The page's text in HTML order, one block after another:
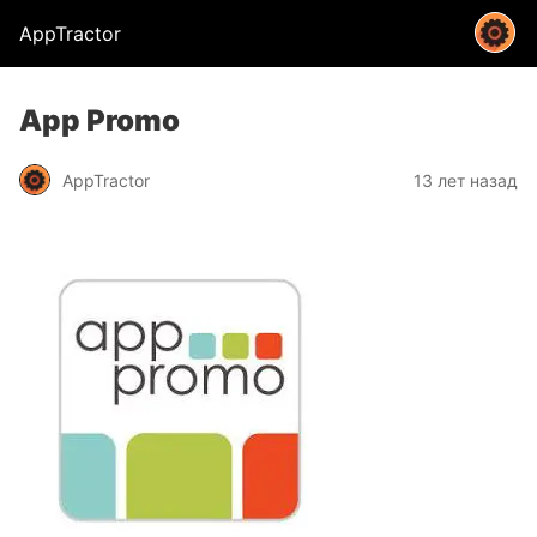
AppTractor
App Promo
AppTractor 13 лет назад